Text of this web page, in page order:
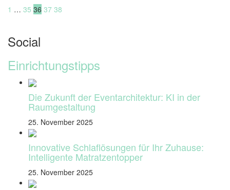
Seitennummerierung
Beiträge
Previous
Page
1 … Page
35 Page
36 Page
37 Page
38
Social
Einrichtungstipps
Die Zukunft der Eventarchitektur: KI in der
Raumgestaltung
25. November 2025
Innovative Schlaflösungen für Ihr Zuhause:
Intelligente Matratzentopper
25. November 2025